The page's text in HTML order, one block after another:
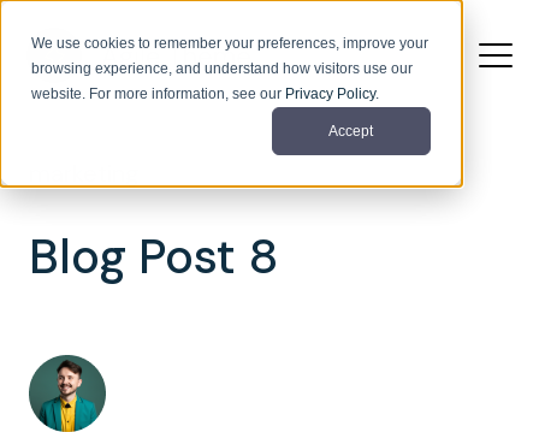
We use cookies to remember your preferences, improve your
browsing experience, and understand how visitors use our
website. For more information, see our Privacy Policy.
Accept
Blog Post 8